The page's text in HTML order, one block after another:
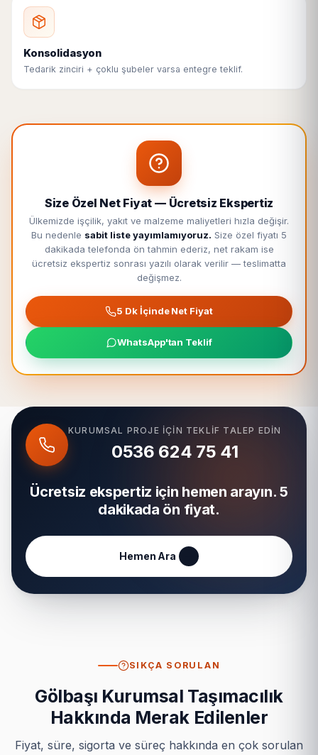
Konsolidasyon
Tedarik zinciri + çoklu şubeler varsa entegre teklif.
Size Özel Net Fiyat — Ücretsiz Ekspertiz
Ülkemizde işçilik, yakıt ve malzeme maliyetleri hızla değişir.
Bu nedenle sabit liste yayımlamıyoruz. Size özel fiyatı 5
dakikada telefonda ön tahmin ederiz, net rakam ise
ücretsiz ekspertiz sonrası yazılı olarak verilir — teslimatta
değişmez.
5 Dk İçinde Net Fiyat
WhatsApp'tan Teklif
KURUMSAL PROJE IÇIN TEKLIF TALEP EDIN
0536 624 75 41
Ücretsiz ekspertiz için hemen arayın. 5
dakikada ön fiyat.
Hemen Ara
SIKÇA SORULAN
Gölbaşı Kurumsal Taşımacılık
Hakkında Merak Edilenler
Fiyat, süre, sigorta ve süreç hakkında en çok sorulan